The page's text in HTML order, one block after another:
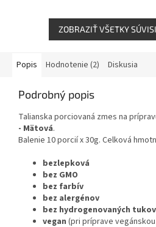
ZOBRAZIŤ VŠETKY
Popis Hodnotenie (2) Diskusia
Podrobný popis
Talianska porciovaná zmes na
- Mätová.
Balenie 10 porcií x 30g. Celková
bezlepková
bez GMO
bez farbív
bez alergénov
bez hydrogenovaných tukov
vegan (pri príprave